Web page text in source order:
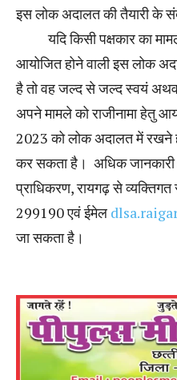
इस लोक अदालत की तैयारी के
यदि किसी पक्षकार का
आयोजित होने वाली इस लोक
है तो वह जल्द से जल्द स्वयं
अपने मामले को राजीनामा हेतु
2023 को लोक अदालत में रखने
कर सकता है। अधिक जानकारी
प्राधिकरण, रायगढ़ से
299190 एवं ईमेल
जा सकता है।